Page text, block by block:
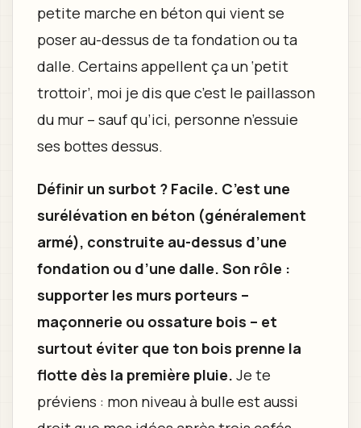
petite marche en béton qui vient se
poser au-dessus de ta fondation ou ta
dalle. Certains appellent ça un ‘petit
trottoir’, moi je dis que c’est le paillasson
du mur – sauf qu’ici, personne n’essuie
ses bottes dessus.
Définir un surbot ? Facile. C’est une
surélévation en béton (généralement
armé), construite au-dessus d’une
fondation ou d’une dalle. Son rôle :
supporter les murs porteurs –
maçonnerie ou ossature bois – et
surtout éviter que ton bois prenne la
flotte dès la première pluie. Je te
préviens : mon niveau à bulle est aussi